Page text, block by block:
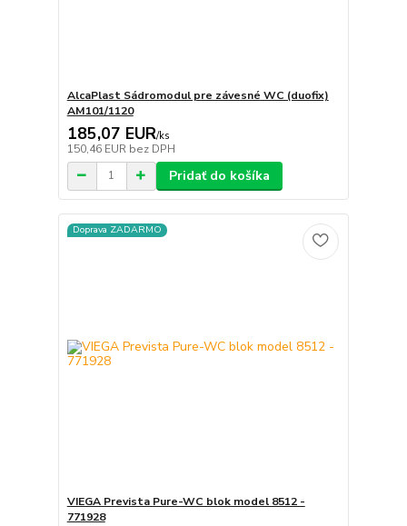
AlcaPlast Sádromodul pre závesné WC (duofix)
AM101/1120
185,07 EUR/ks
150,46 EUR bez DPH
Pridať do košíka
Doprava ZADARMO
VIEGA Prevista Pure-WC blok model 8512 -
771928